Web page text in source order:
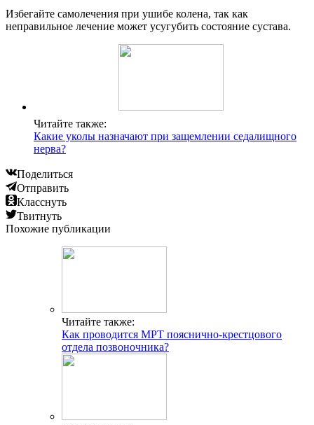
Избегайте самолечения при ушибе колена, так как
неправильное лечение может усугубить состояние сустава.
Читайте также:
Какие уколы назначают при защемлении седалищного
нерва?
Поделиться
Отправить
Класснуть
Твитнуть
Похожие публикации
Читайте также:
Как проводится МРТ пояснично-крестцового
отдела позвоночника?